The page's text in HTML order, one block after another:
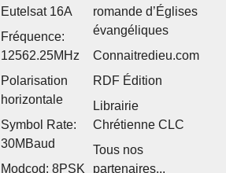
Eutelsat 16A
Fréquence:
12562.25MHz
Polarisation
horizontale
Symbol Rate:
30MBaud
Modcod: 8PSK
romande d’Églises
évangéliques
Connaitredieu.com
RDF Édition
Librairie
Chrétienne CLC
Tous nos
partenaires...